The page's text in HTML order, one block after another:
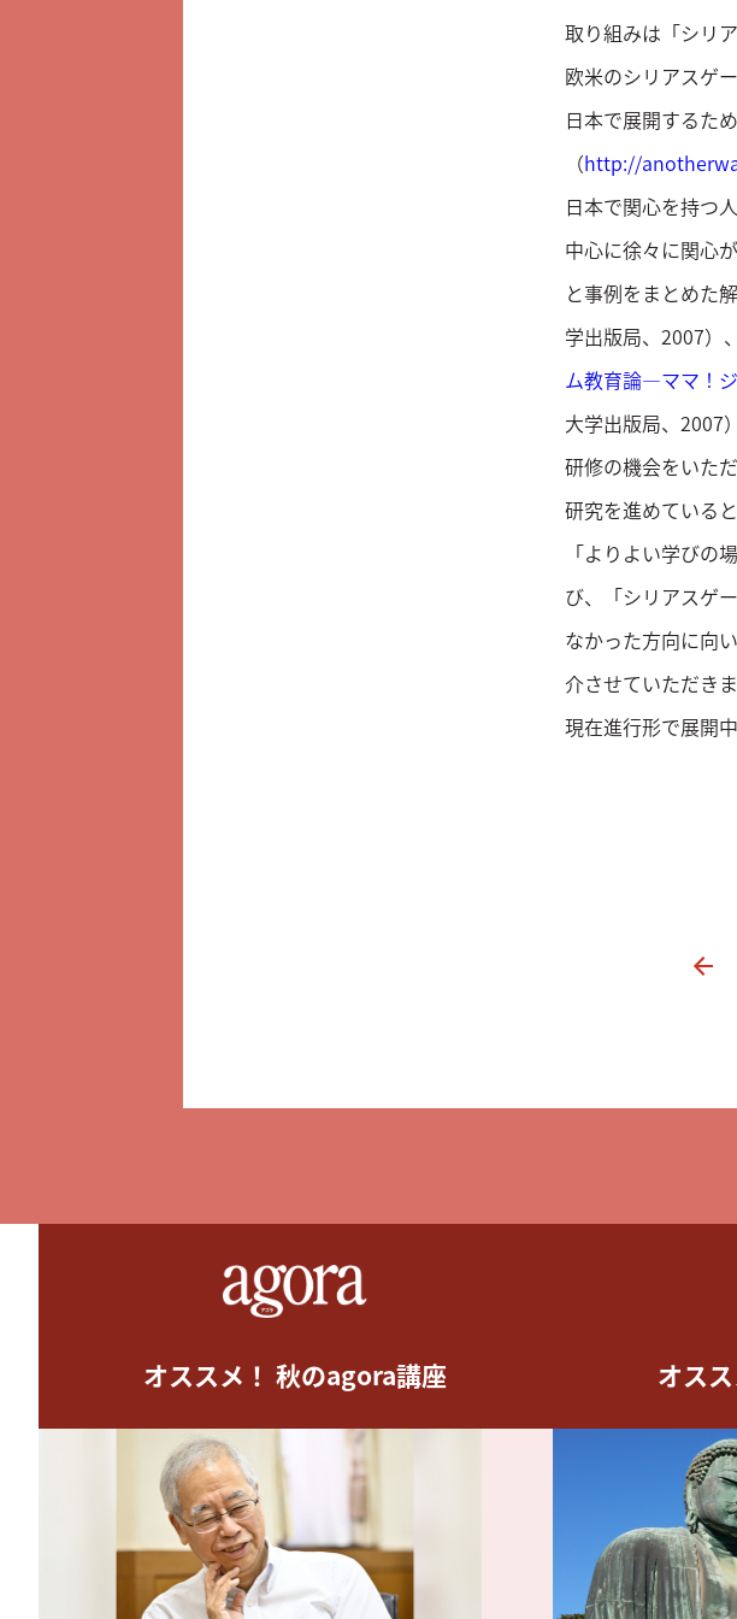
取り組みは「シリ
欧米のシリアスゲ
日本で展開するた
（http://
日本で関心を持つ
中心に徐々に関心
と事例をまとめた
学出版局、2007）
ム教育論―ママ！
大学出版局、2007
研修の機会をいた
研究を進めていると
「よりよい学びの
び、「シリアスゲ
なかった方向に向
介させていただき
現在進行形で展開
オススメ！ 秋のagora講座 オス